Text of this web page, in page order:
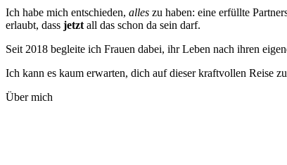
Ich habe mich entschieden, alles zu haben: eine erfüllte
erlaubt, dass jetzt all das schon da sein darf.
Seit 2018 begleite ich Frauen dabei, ihr Leben nach ihren
Ich kann es kaum erwarten, dich auf dieser kraftvollen Reise
Über mich